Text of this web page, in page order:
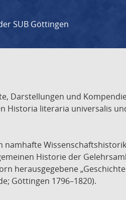
SUB Göttingen
Darstellungen und
Historia literaria universalis
Historie der
herausgegebene
Göttingen 1796–1820).